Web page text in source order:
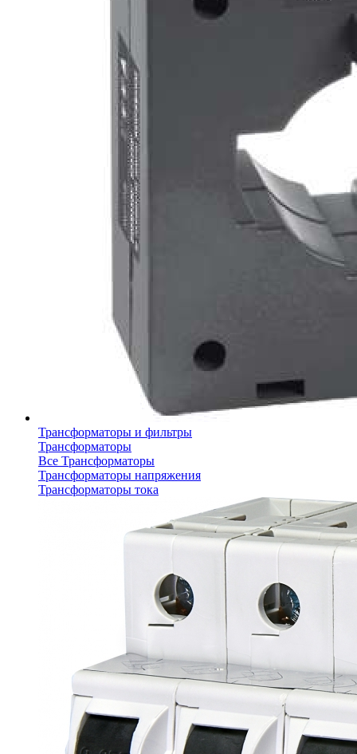
Трансформаторы и фильтры
Трансформаторы
Все Трансформаторы
Трансформаторы напряжения
Трансформаторы тока